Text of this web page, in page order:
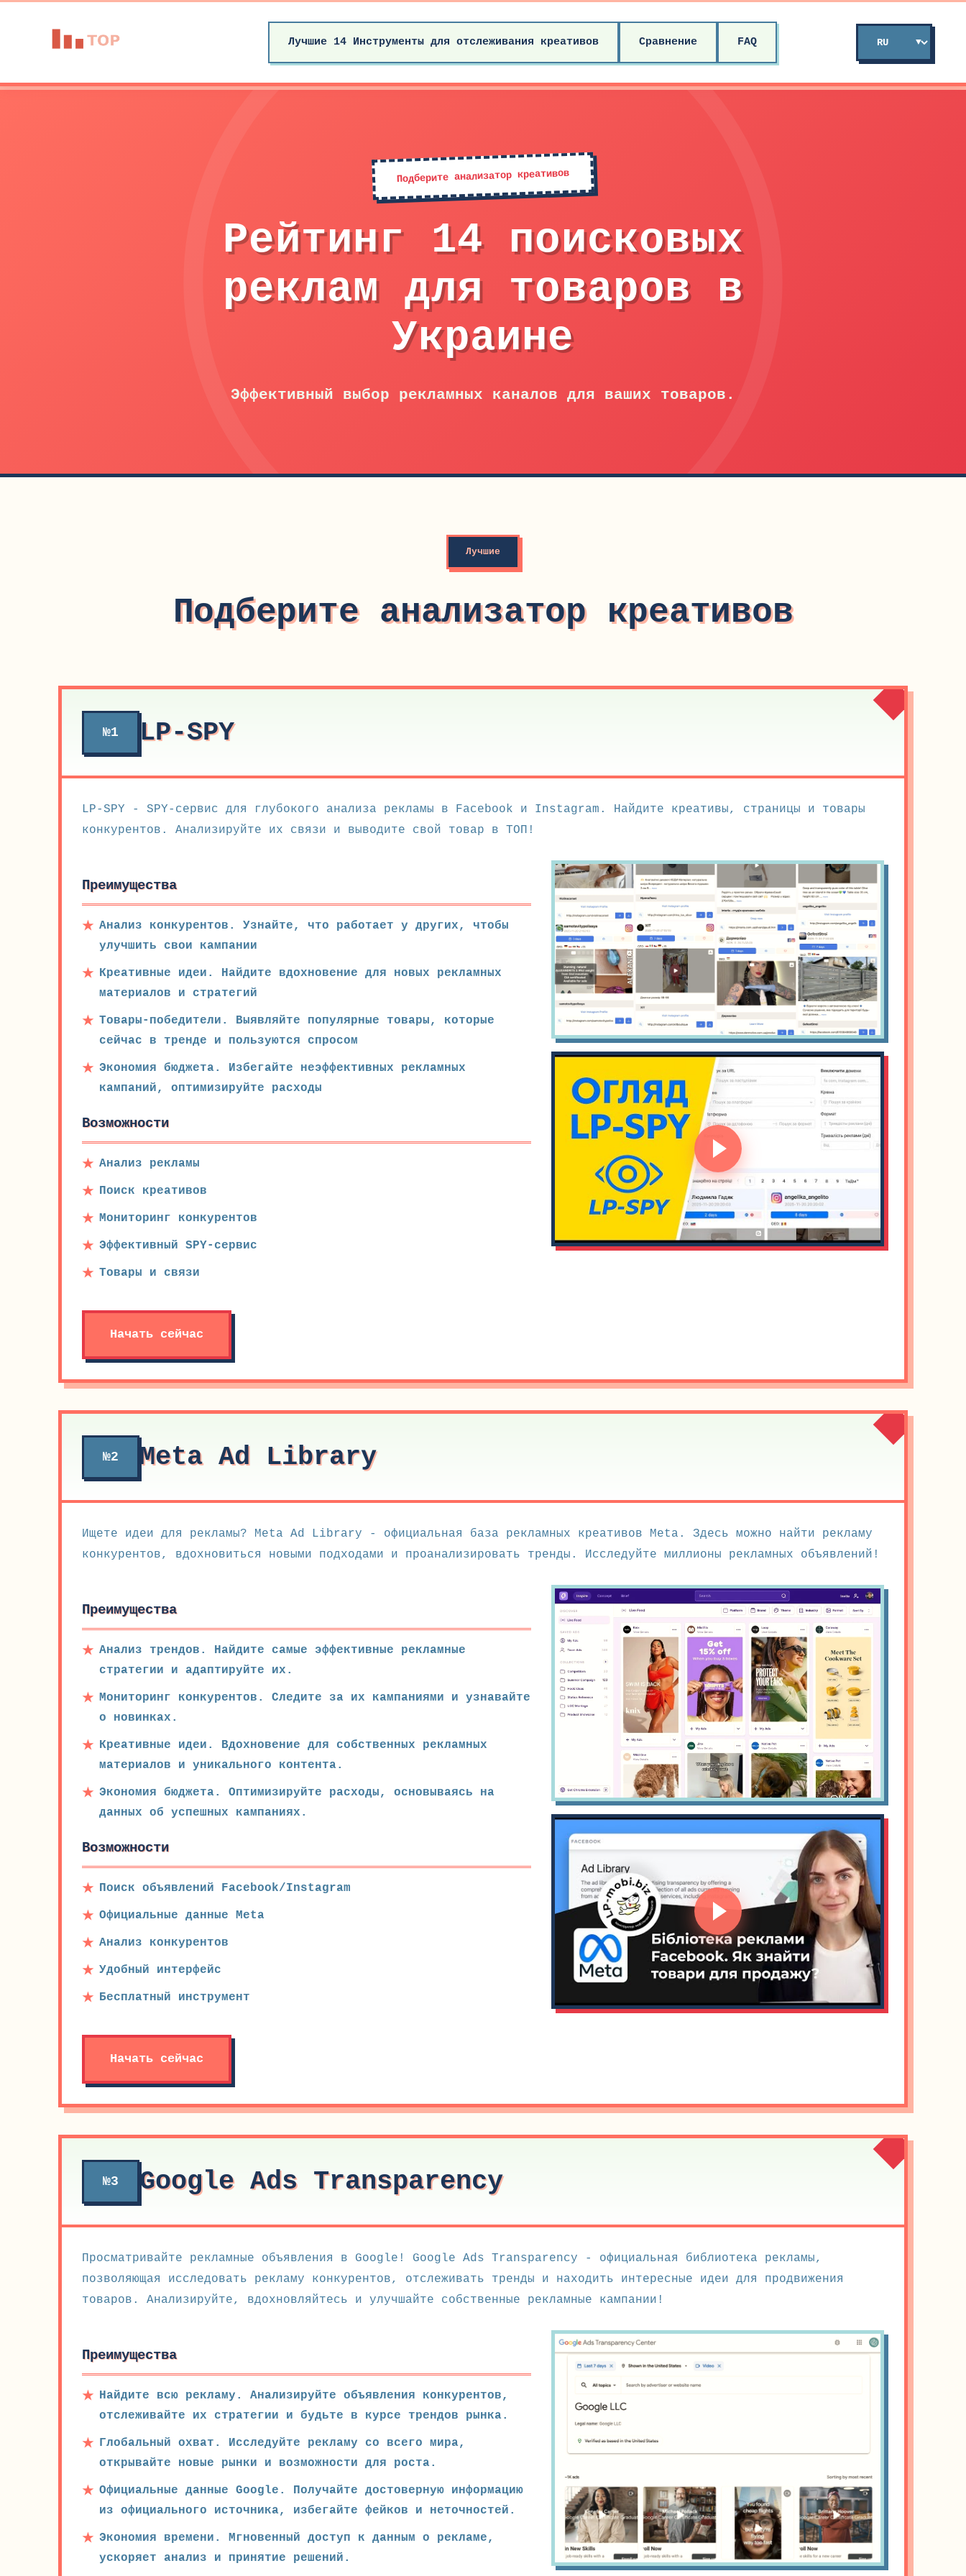
Лучшие 14 Инструменты для отслеживания креативов Сравнение FAQ
Подберите анализатор креативов
Рейтинг 14 поисковых
реклам для товаров в
Украине
Эффективный выбор рекламных каналов для ваших товаров.
Лучшие
Подберите анализатор креативов
№1 LP-SPY
LP-SPY - SPY-сервис для глубокого анализа рекламы в Facebook и Instagram. Найдите креативы, страницы и товары
конкурентов. Анализируйте их связи и выводите свой товар в ТОП!
Преимущества
Анализ конкурентов. Узнайте, что работает у других, чтобы
улучшить свои кампании
Креативные идеи. Найдите вдохновение для новых рекламных
материалов и стратегий
Товары-победители. Выявляйте популярные товары, которые
сейчас в тренде и пользуются спросом
Экономия бюджета. Избегайте неэффективных рекламных
кампаний, оптимизируйте расходы
Возможности
Анализ рекламы
Поиск креативов
Мониторинг конкурентов
Эффективный SPY-сервис
Товары и связи
Начать сейчас
№2 Meta Ad Library
Ищете идеи для рекламы? Meta Ad Library - официальная база рекламных креативов Meta. Здесь можно найти рекламу
конкурентов, вдохновиться новыми подходами и проанализировать тренды. Исследуйте миллионы рекламных объявлений!
Преимущества
Анализ трендов. Найдите самые эффективные рекламные
стратегии и адаптируйте их.
Мониторинг конкурентов. Следите за их кампаниями и узнавайте
о новинках.
Креативные идеи. Вдохновение для собственных рекламных
материалов и уникального контента.
Экономия бюджета. Оптимизируйте расходы, основываясь на
данных об успешных кампаниях.
Возможности
Поиск объявлений Facebook/Instagram
Официальные данные Meta
Анализ конкурентов
Удобный интерфейс
Бесплатный инструмент
Начать сейчас
№3 Google Ads Transparency
Просматривайте рекламные объявления в Google! Google Ads Transparency - официальная библиотека рекламы,
позволяющая исследовать рекламу конкурентов, отслеживать тренды и находить интересные идеи для продвижения
товаров. Анализируйте, вдохновляйтесь и улучшайте собственные рекламные кампании!
Преимущества
Найдите всю рекламу. Анализируйте объявления конкурентов,
отслеживайте их стратегии и будьте в курсе трендов рынка.
Глобальный охват. Исследуйте рекламу со всего мира,
открывайте новые рынки и возможности для роста.
Официальные данные Google. Получайте достоверную информацию
из официального источника, избегайте фейков и неточностей.
Экономия времени. Мгновенный доступ к данным о рекламе,
ускоряет анализ и принятие решений.